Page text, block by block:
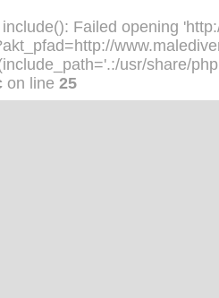
include(): Failed opening
usr/share/
on line25